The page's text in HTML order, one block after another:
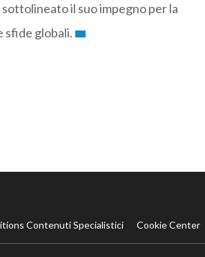
il suo impegno per la
sfide globali.
Contenuti Specialistici Cookie Center